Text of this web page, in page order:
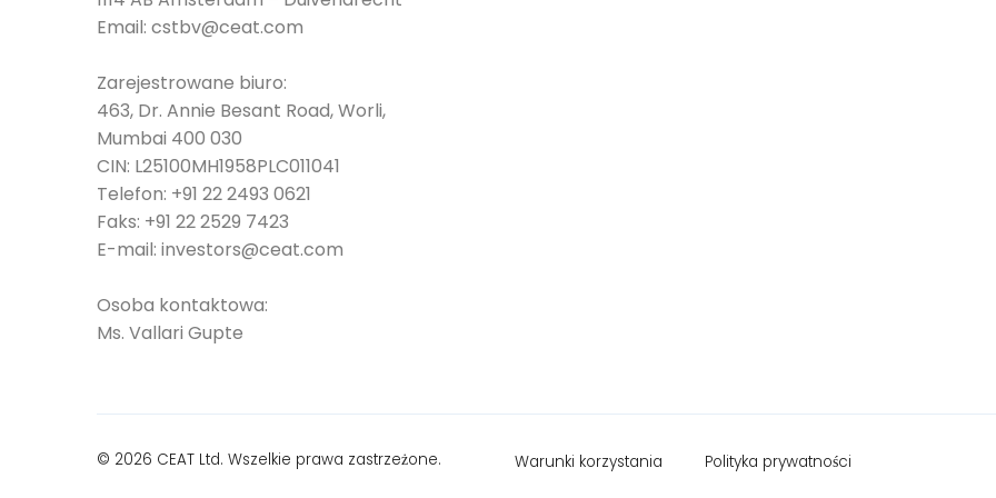
Email: cstbv@ceat.com
Zarejestrowane biuro:
463, Dr. Annie Besant Road, Worli,
Mumbai 400 030
CIN: L25100MH1958PLC011041
Telefon: +91 22 2493 0621
Faks: +91 22 2529 7423
E-mail: investors@ceat.com
Osoba kontaktowa:
Ms. Vallari Gupte
© 2026 CEAT Ltd. Wszelkie prawa zastrzeżone. Warunki korzystania Polityka prywatności